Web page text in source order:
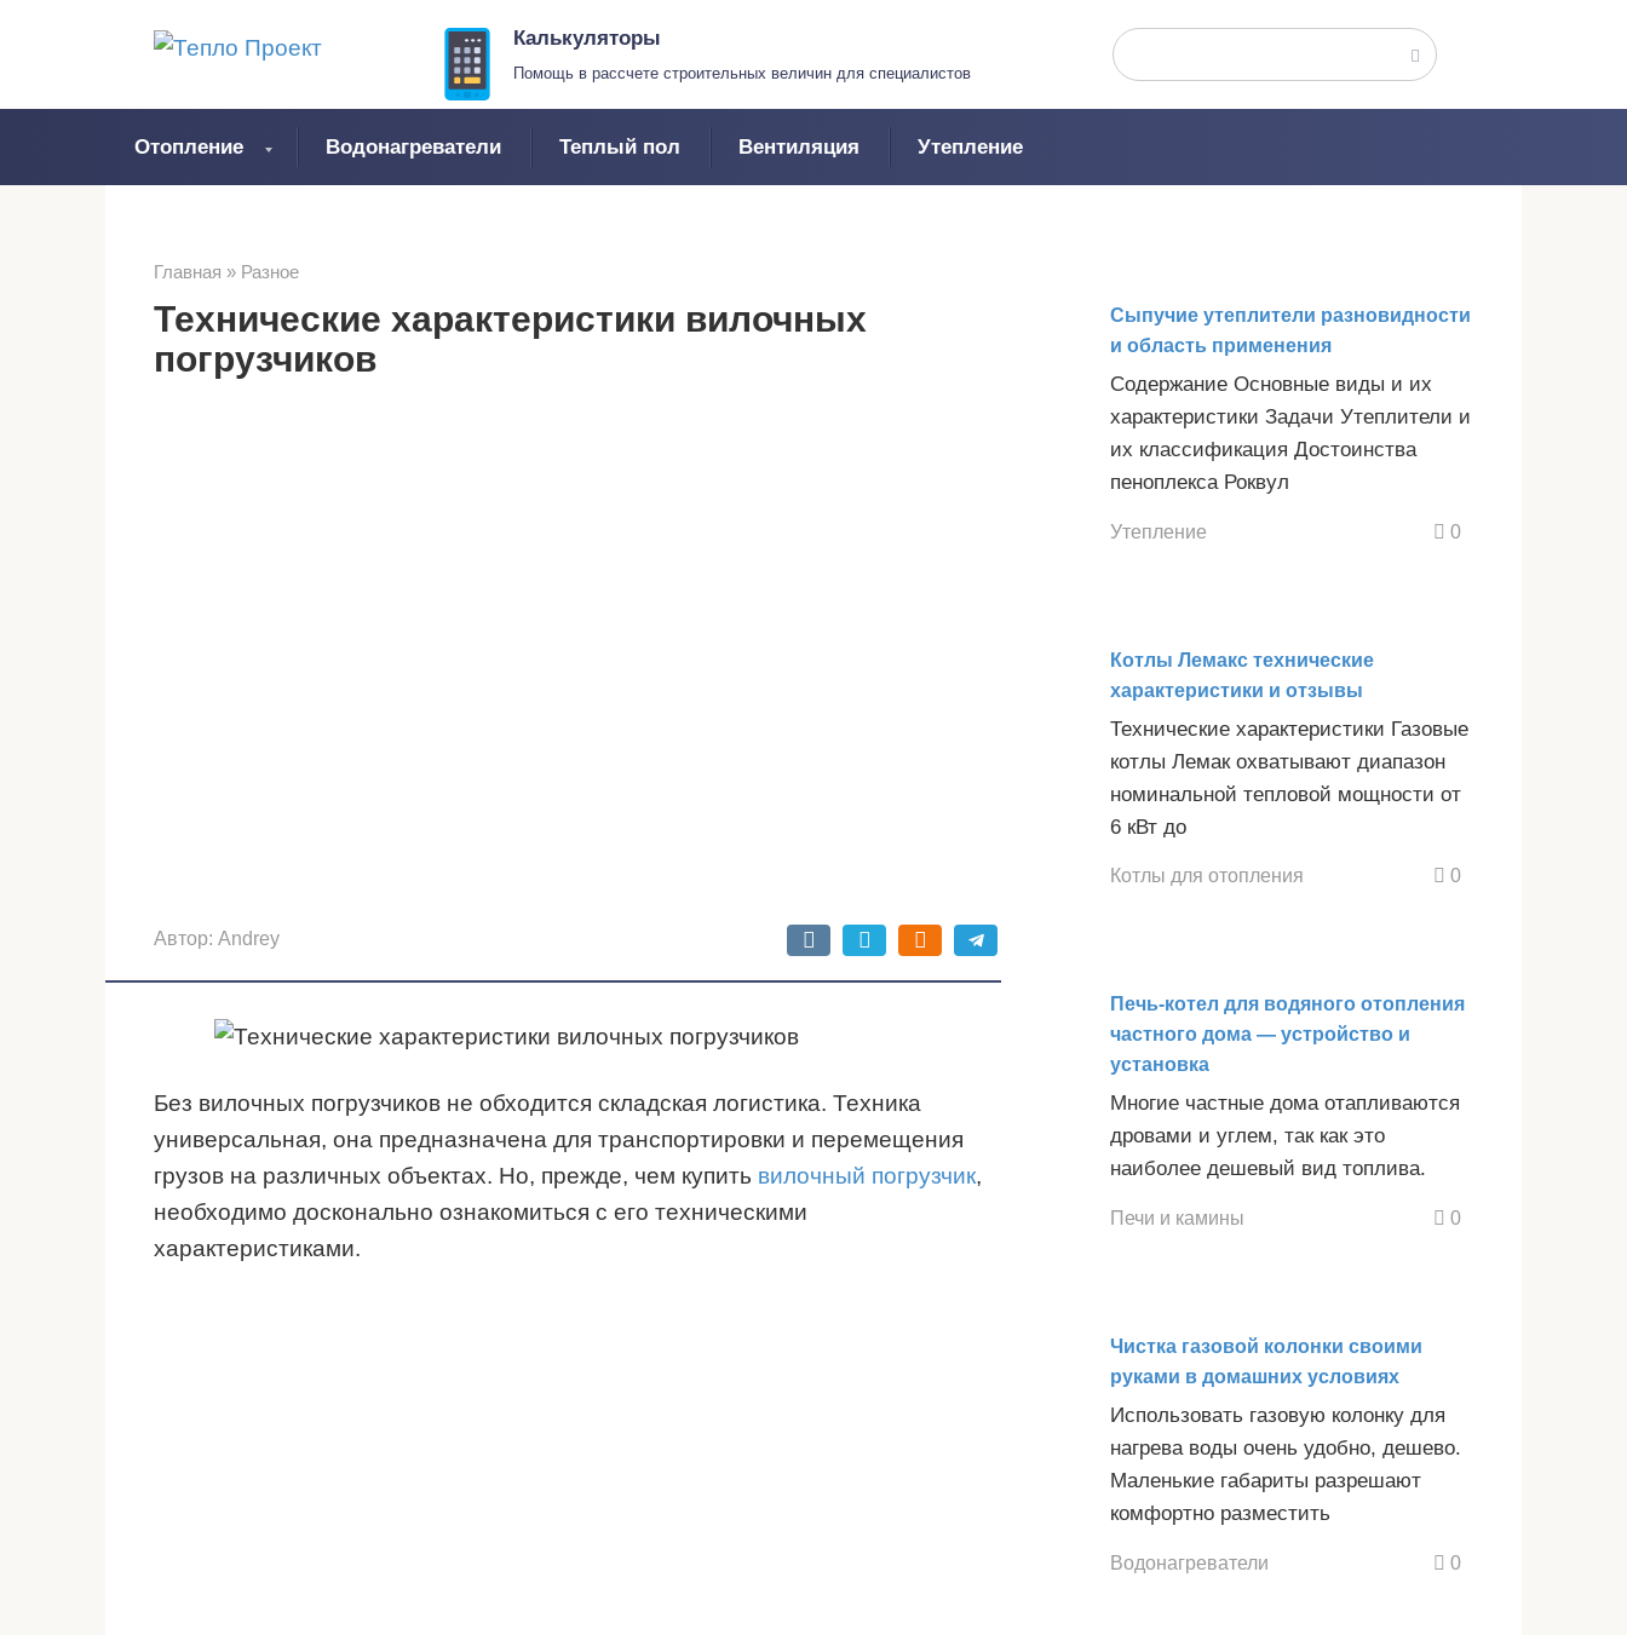
Калькуляторы
Помощь в рассчете строительных величин для специалистов
Поиск:
Отопление Водонагреватели Теплый пол Вентиляция Утепление
Главная » Разное
Технические характеристики вилочных
погрузчиков
Автор: Andrey
Без вилочных погрузчиков не обходится складская логистика. Техника
универсальная, она предназначена для транспортировки и перемещения
грузов на различных объектах. Но, прежде, чем купить вилочный погрузчик,
необходимо досконально ознакомиться с его техническими
характеристиками.
Сыпучие утеплители разновидности
и область применения
Содержание Основные виды и их
характеристики Задачи Утеплители и
их классификация Достоинства
пеноплекса Роквул
Утепление 0
Котлы Лемакс технические
характеристики и отзывы
Технические характеристики Газовые
котлы Лемак охватывают диапазон
номинальной тепловой мощности от
6 кВт до
Котлы для отопления 0
Печь-котел для водяного отопления
частного дома — устройство и
установка
Многие частные дома отапливаются
дровами и углем, так как это
наиболее дешевый вид топлива.
Печи и камины 0
Чистка газовой колонки своими
руками в домашних условиях
Использовать газовую колонку для
нагрева воды очень удобно, дешево.
Маленькие габариты разрешают
комфортно разместить
Водонагреватели 0